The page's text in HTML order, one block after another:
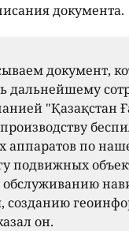
документа.
документ,
дальнейшему
"Қазақстан
аппаратов по
подвижных
обслуживанию
созданию
он.